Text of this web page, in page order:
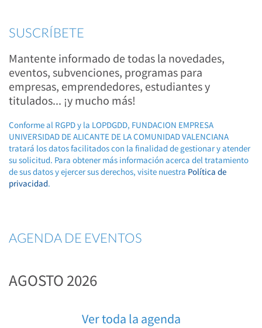
SUSCRÍBETE
Mantente informado de todas la novedades,
eventos, subvenciones, programas para
empresas, emprendedores, estudiantes y
titulados... ¡y mucho más!
Conforme al RGPD y la LOPDGDD, FUNDACION EMPRESA
UNIVERSIDAD DE ALICANTE DE LA COMUNIDAD VALENCIANA
tratará los datos facilitados con la finalidad de gestionar y atender
su solicitud. Para obtener más información acerca del tratamiento
de sus datos y ejercer sus derechos, visite nuestra Política de
privacidad.
AGENDA DE EVENTOS
AGOSTO 2026
Ver toda la agenda